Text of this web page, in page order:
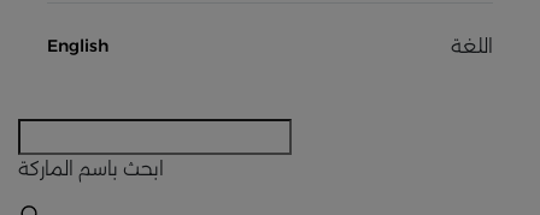
اللغة English
ابحث باسم الماركة